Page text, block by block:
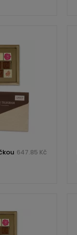
647.85 Kč